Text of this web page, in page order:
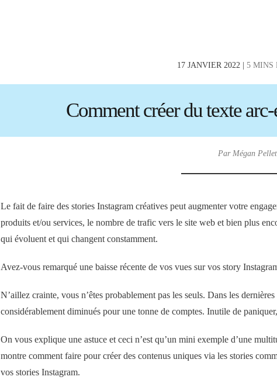
17 JANVIER 2022 | 5 MINS
Comment créer du texte
Par Mégan
Le fait de faire des stories Instagram créatives peut augmenter votre
produits et/ou services, le nombre de trafic vers le site web et bien plus
qui évoluent et qui changent constamment.
Avez-vous remarqué une baisse récente de vos vues sur vos story
N’aillez crainte, vous n’êtes probablement pas les seuls. Dans les
considérablement diminués pour une tonne de comptes. Inutile de
On vous explique une astuce et ceci n’est qu’un mini exemple d’une
montre comment faire pour créer des contenus uniques via les stories
vos stories Instagram.